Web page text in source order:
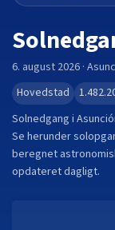
6. august 2026 ·
Hovedstad
Solnedgang i
Se herunder
beregnet
opdateret dagligt.